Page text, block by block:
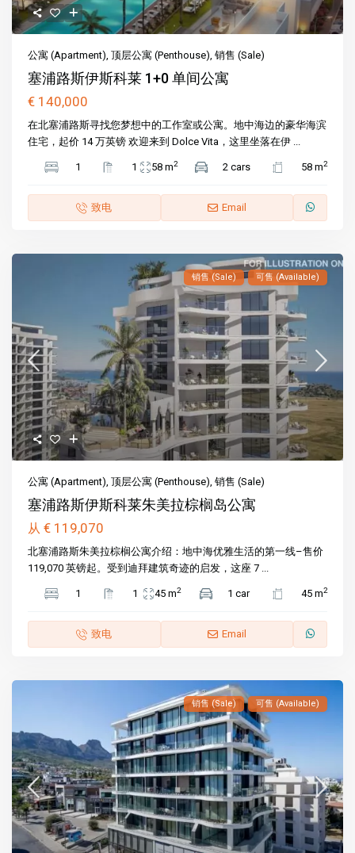
公寓 (Apartment),顶层公寓 (Penthouse),销售 (Sale)
塞浦路斯伊斯科莱 1+0 单间公寓
€ 140,000
在北塞浦路斯寻找您梦想中的工作室或公寓。地中海边的豪华海滨
住宅，起价 14 万英镑 欢迎来到 Dolce Vita，这里坐落在伊 ...
1 1 58 m2 2 cars 58 m2
致电 Email
销售 (Sale) 可售 (Available)
公寓 (Apartment),顶层公寓 (Penthouse),销售 (Sale)
塞浦路斯伊斯科莱朱美拉棕榈岛公寓
从€ 119,070
北塞浦路斯朱美拉棕榈公寓介绍：地中海优雅生活的第一线–售价
119,070 英镑起。受到迪拜建筑奇迹的启发，这座 7 ...
1 1 45 m2 1 car 45 m2
致电 Email
销售 (Sale) 可售 (Available)